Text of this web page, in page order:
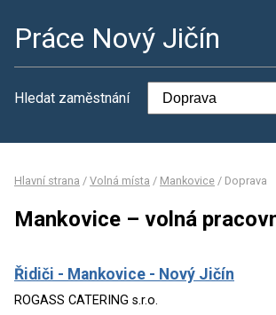
Práce Nový Jičín
Hledat zaměstnání
Hlavní strana / Volná místa / Mankovice / Doprava
Mankovice – volná
Řidiči - Mankovice - Nový Jičín
ROGASS CATERING s.r.o.